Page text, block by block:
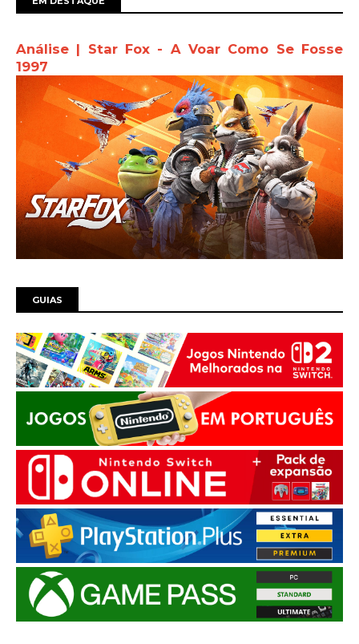
Análise | Star Fox - A Voar Como Se Fosse
1997
GUIAS